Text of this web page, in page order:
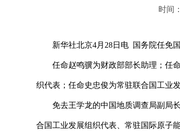
时间
新华社北京4月28日电 国务院任免国
任命赵鸣骥为财政部部长助理；任命
织代表；任命史忠俊为常驻联合国工业
免去王学龙的中国地质调查局副局长
合国工业发展组织代表、常驻国际原子